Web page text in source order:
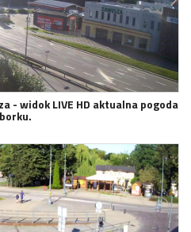
- widok LIVE HD aktualna pogoda